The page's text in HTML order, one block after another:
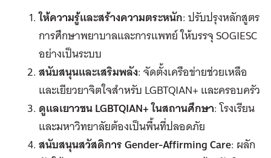
ให้ความรู้และสร้างความตระหนัก: ปรับปรุงหลักสูตร
การศึกษาพยาบาลและการแพทย์ ให้บรรจุ SOGIESC
อย่างเป็นระบบ
สนับสนุนและเสริมพลัง: จัดตั้งเครือข่ายช่วยเหลือ
และเยียวยาจิตใจสำหรับ LGBTQIAN+ และครอบครัว
ดูแลเยาวชนLGBTQIAN+ ในสถานศึกษา: โรงเรียน
และมหาวิทยาลัยต้องเป็นพื้นที่ปลอดภัย
สนับสนุนสวัสดิการGender-Affirming Care: ผลัก